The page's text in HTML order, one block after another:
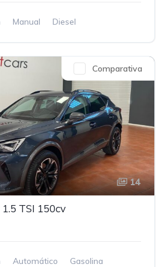
Manual
Diesel
14
Comparativa
TSI 150cv
Automático
Gasolina